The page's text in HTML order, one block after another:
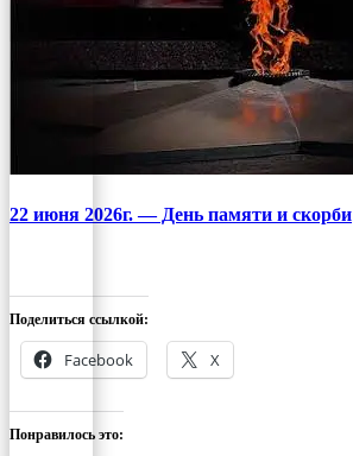
22 июня 2026г. — День памяти и скорби
Поделиться ссылкой:
Facebook X
Понравилось это: